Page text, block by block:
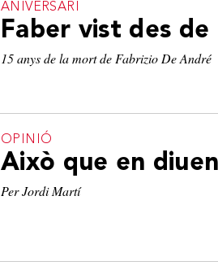
ANIVERSARI
Faber vist des de
15 anys de la mort de Fabrizio De André
OPINIÓ
Això que en
Per Jordi Martí